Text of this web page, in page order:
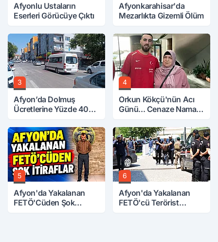
Afyonlu Ustaların
Eserleri Görücüye Çıktı
Afyonkarahisar'da
Mezarlıkta Gizemli Ölüm
3
Afyon’da Dolmuş
Ücretlerine Yüzde 40
4
Orkun Kökçü'nün Acı
Günü... Cenaze Namazı
5
Afyon'da Yakalanan
FETÖ'Cüden Şok
6
Afyon'da Yakalanan
FETÖ'cü Terörist